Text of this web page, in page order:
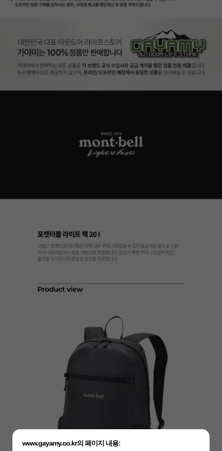
www.gayamy.co.kr의 페이지 내용: